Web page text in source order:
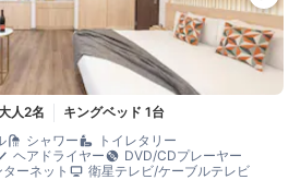
人2名
キングベッド 1台
シャワー
トイレタリー
ヘアドライヤー
DVD/CDプレーヤー
ーネット 衛星テレビ/ケーブルテレビ